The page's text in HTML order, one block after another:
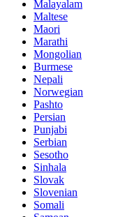
Malayalam
Maltese
Maori
Marathi
Mongolian
Burmese
Nepali
Norwegian
Pashto
Persian
Punjabi
Serbian
Sesotho
Sinhala
Slovak
Slovenian
Somali